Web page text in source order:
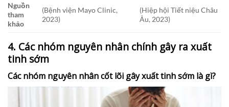
Nguồn
tham
khảo
(Bệnh viện Mayo Clinic,
2023)
(Hiệp hội Tiết niệu Châu
Âu, 2023)
4. Các nhóm nguyên nhân chính gây ra xuất
tinh sớm
Các nhóm nguyên nhân cốt lõi gây xuất tinh sớm là gì?